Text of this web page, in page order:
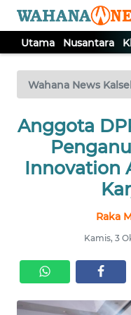
Utama Nusantara
Wahana News Kalsel
Anggota
Innovation
Raka
Kamis, 3
TV
Tutup
UTAMA
NUSANTARA
SERBI
OPINI